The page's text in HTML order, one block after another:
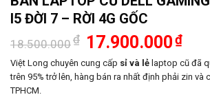
I5 ĐỜI 7 – RỜI 4G GỐC
18.500.000₫ Giá
gốc
là:
18.500.000₫.
17.900.000₫Giá
tại
là:
Việt Long chuyên cung cấp sỉ và lẻ laptop cũ đã
trên 95% trở lên, hàng bán ra nhất định phải zin và
TPHCM.